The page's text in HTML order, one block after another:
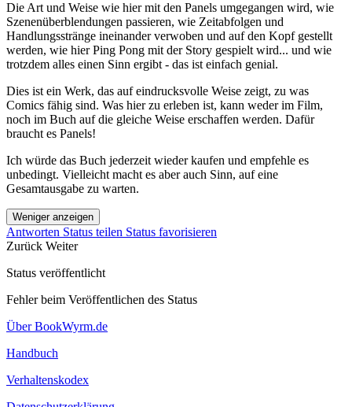
Die Art und Weise wie hier mit den Panels umgegangen wird, wie
Szenenüberblendungen passieren, wie Zeitabfolgen und
Handlungsstränge ineinander verwoben und auf den Kopf gestellt
werden, wie hier Ping Pong mit der Story gespielt wird... und wie
trotzdem alles einen Sinn ergibt - das ist einfach genial.
Dies ist ein Werk, das auf eindrucksvolle Weise zeigt, zu was
Comics fähig sind. Was hier zu erleben ist, kann weder im Film,
noch im Buch auf die gleiche Weise erschaffen werden. Dafür
braucht es Panels!
Ich würde das Buch jederzeit wieder kaufen und empfehle es
unbedingt. Vielleicht macht es aber auch Sinn, auf eine
Gesamtausgabe zu warten.
Weniger anzeigen
Antworten Status teilen Status favorisieren
Zurück Weiter
Status veröffentlicht
Fehler beim Veröffentlichen des Status
Über BookWyrm.de
Handbuch
Verhaltenskodex